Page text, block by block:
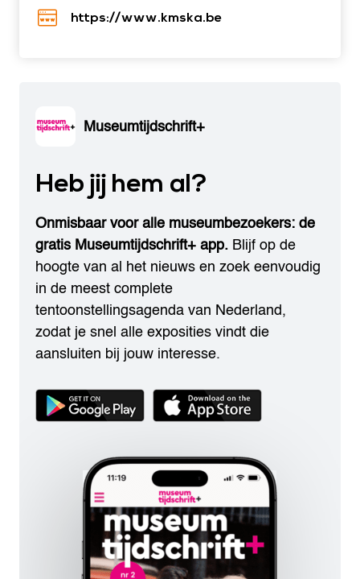
https://www.kmska.be
Museumtijdschrift+
Heb jij hem al?
Onmisbaar voor alle museumbezoekers: de
gratis Museumtijdschrift+ app. Blijf op de
hoogte van al het nieuws en zoek eenvoudig
in de meest complete
tentoonstellingsagenda van Nederland,
zodat je snel alle exposities vindt die
aansluiten bij jouw interesse.